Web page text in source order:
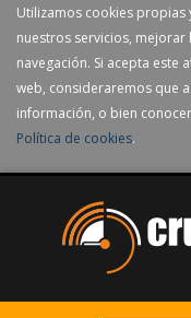
Utilizamos cookies
nuestros servicios, mejorar
navegación. Si acepta este
web, consideraremos que
información, o bien
Política de cookies.